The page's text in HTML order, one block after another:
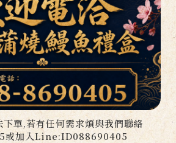
下單,若有任何需求煩與我們聯絡
或加入Line:ID088690405